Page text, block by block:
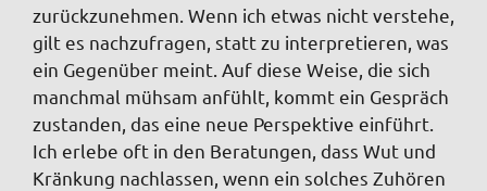
zurückzunehmen. Wenn ich etwas nicht verstehe,
gilt es nachzufragen, statt zu interpretieren, was
ein Gegenüber meint. Auf diese Weise, die sich
manchmal mühsam anfühlt, kommt ein Gespräch
zustanden, das eine neue Perspektive einführt.
Ich erlebe oft in den Beratungen, dass Wut und
Kränkung nachlassen, wenn ein solches Zuhören